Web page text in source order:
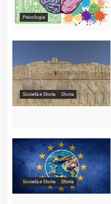
Psicologia
Società e Storia Storia
Società e Storia Storia